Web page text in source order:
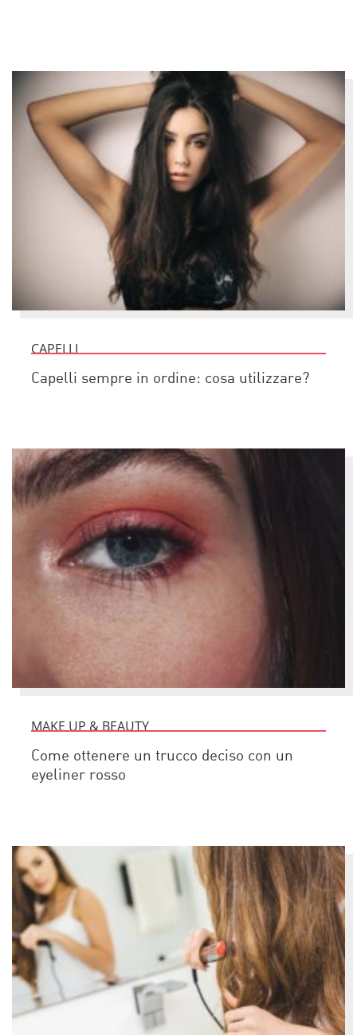
CAPELLI
Capelli sempre in ordine: cosa utilizzare?
MAKE UP & BEAUTY
Come ottenere un trucco deciso con un
eyeliner rosso